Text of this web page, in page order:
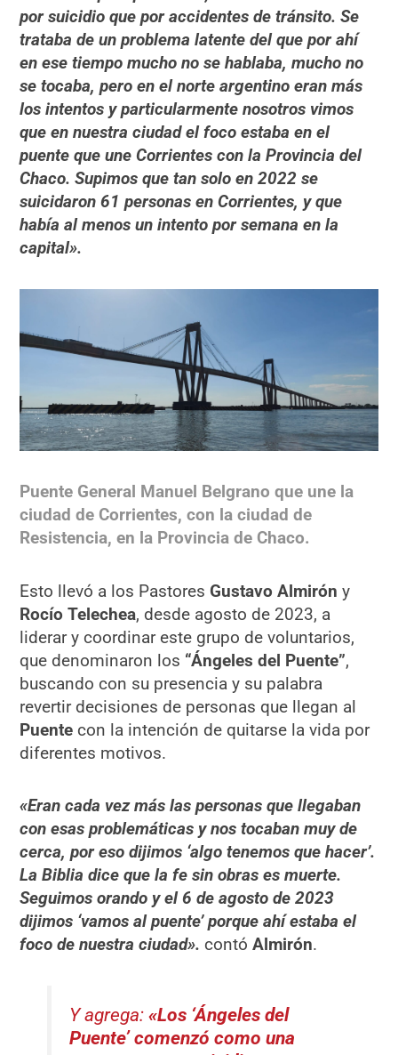
por suicidio que por accidentes de tránsito. Se
trataba de un problema latente del que por ahí
en ese tiempo mucho no se hablaba, mucho no
se tocaba, pero en el norte argentino eran más
los intentos y particularmente nosotros vimos
que en nuestra ciudad el foco estaba en el
puente que une Corrientes con la Provincia del
Chaco. Supimos que tan solo en 2022 se
suicidaron 61 personas en Corrientes, y que
había al menos un intento por semana en la
capital».
Puente General Manuel Belgrano que une la
ciudad de Corrientes, con la ciudad de
Resistencia, en la Provincia de Chaco.
Esto llevó a los Pastores Gustavo Almiróny
Rocío Telechea, desde agosto de 2023, a
liderar y coordinar este grupo de voluntarios,
que denominaron los “Ángeles del Puente”,
buscando con su presencia y su palabra
revertir decisiones de personas que llegan al
Puente con la intención de quitarse la vida por
diferentes motivos.
«Eran cada vez más las personas que llegaban
con esas problemáticas y nos tocaban muy de
cerca, por eso dijimos ‘algo tenemos que hacer’.
La Biblia dice que la fe sin obras es muerte.
Seguimos orando y el 6 de agosto de 2023
dijimos ‘vamos al puente’ porque ahí estaba el
foco de nuestra ciudad». contóAlmirón.
Y agrega: «Los ‘Ángeles del
Puente’ comenzó como una